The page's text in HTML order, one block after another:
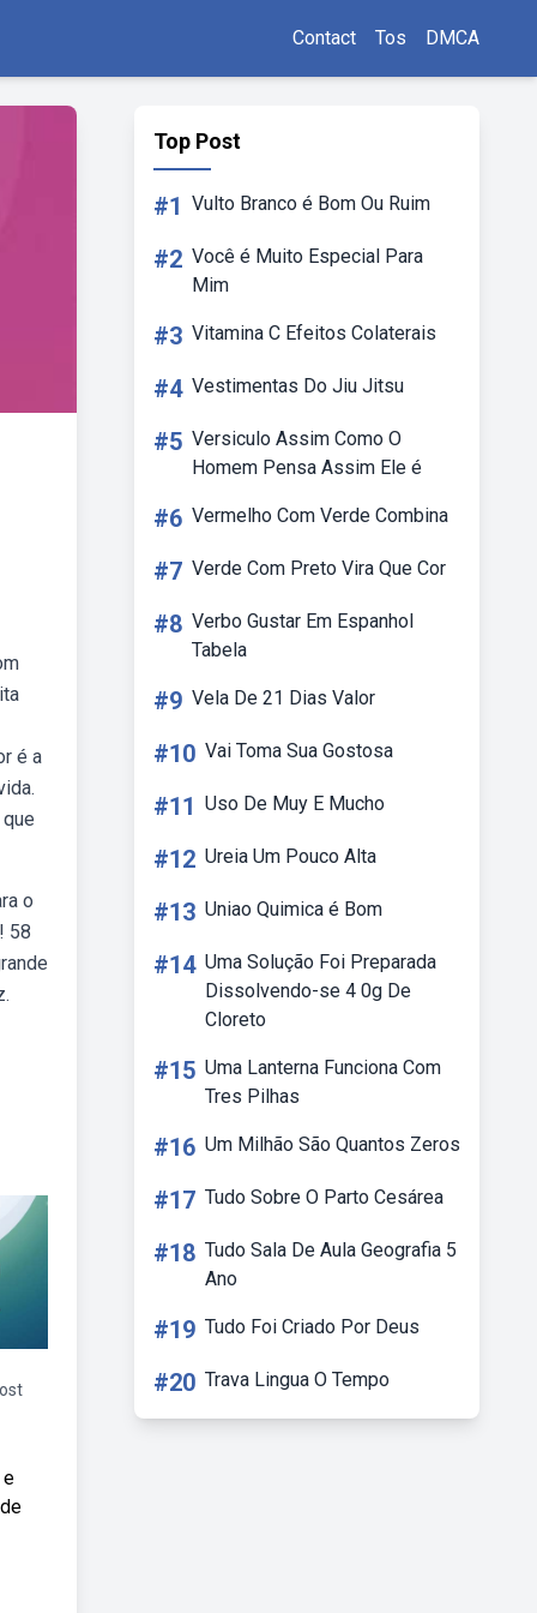
Contact Tos DMCA
é a
o
58
e
Top Post
#1 Vulto Branco é Bom Ou Ruim
#2 Você é Muito Especial Para
Mim
#3 Vitamina C Efeitos Colaterais
#4 Vestimentas Do Jiu Jitsu
#5 Versiculo Assim Como O
Homem Pensa Assim Ele é
#6 Vermelho Com Verde Combina
#7 Verde Com Preto Vira Que Cor
#8 Verbo Gustar Em Espanhol
Tabela
#9 Vela De 21 Dias Valor
#10 Vai Toma Sua Gostosa
#11 Uso De Muy E Mucho
#12 Ureia Um Pouco Alta
#13 Uniao Quimica é Bom
#14 Uma Solução Foi Preparada
Dissolvendo-se 4 0g De
Cloreto
#15 Uma Lanterna Funciona Com
Tres Pilhas
#16 Um Milhão São Quantos Zeros
#17 Tudo Sobre O Parto Cesárea
#18 Tudo Sala De Aula Geografia 5
Ano
#19 Tudo Foi Criado Por Deus
#20 Trava Lingua O Tempo